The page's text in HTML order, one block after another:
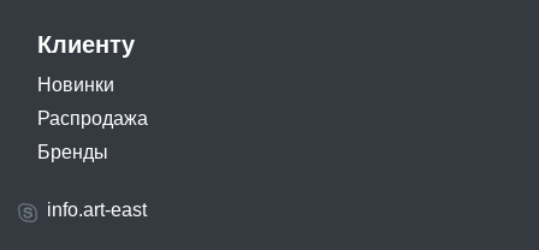
Клиенту
Новинки
Распродажа
Бренды
info.art-east